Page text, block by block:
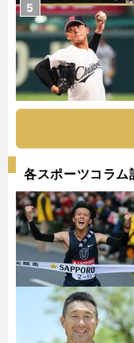
5
各スポーツコラム